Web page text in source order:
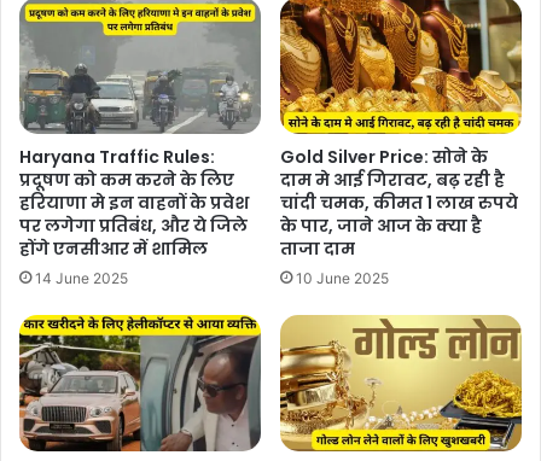
Haryana Traffic Rules:
प्रदूषण को कम करने के लिए
हरियाणा मे इन वाहनों के प्रवेश
पर लगेगा प्रतिबंध, और ये जिले
होंगे एनसीआर में शामिल
14 June 2025
Gold Silver Price: सोने के
दाम मे आई गिरावट, बढ़ रही है
चांदी चमक, कीमत 1 लाख रुपये
के पार, जाने आज के क्या है
ताजा दाम
10 June 2025